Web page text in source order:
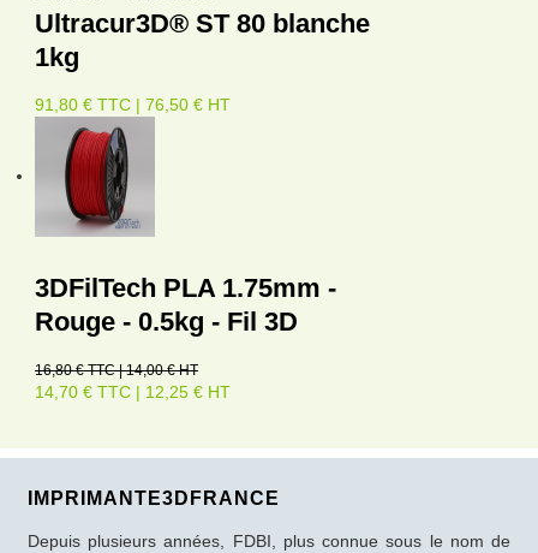
Ultracur3D® ST 80 blanche
1kg
91,80 € TTC | 76,50 € HT
3DFilTech PLA 1.75mm -
Rouge - 0.5kg - Fil 3D
16,80 € TTC | 14,00 € HT
14,70 € TTC | 12,25 € HT
IMPRIMANTE3DFRANCE
Depuis plusieurs années, FDBI, plus connue sous le nom de